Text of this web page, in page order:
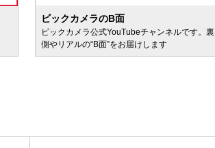
ビックカメラのB面
ビックカメラ公式YouTubeチャンネルです。裏
側やリアルの“B面”をお届けします